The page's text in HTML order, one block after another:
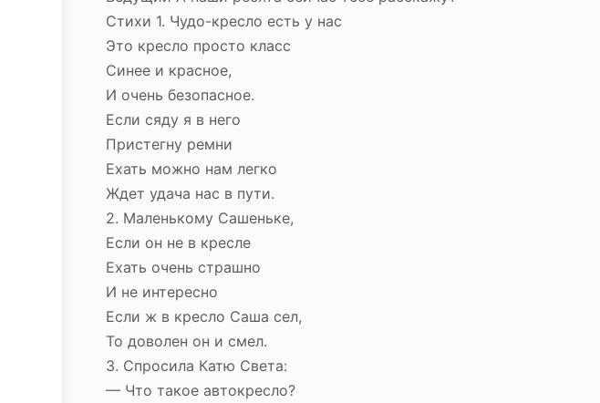
Стихи 1. Чудо-кресло есть у нас
Это кресло просто класс
Синее и красное,
И очень безопасное.
Если сяду я в него
Пристегну ремни
Ехать можно нам легко
Ждет удача нас в пути.
2. Маленькому Сашеньке,
Если он не в кресле
Ехать очень страшно
И не интересно
Если ж в кресло Саша сел,
То доволен он и смел.
3. Спросила Катю Света:
— Что такое автокресло?